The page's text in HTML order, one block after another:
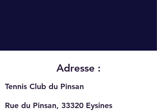
Adresse :
Tennis Club du Pinsan
Rue du Pinsan, 33320 Eysines